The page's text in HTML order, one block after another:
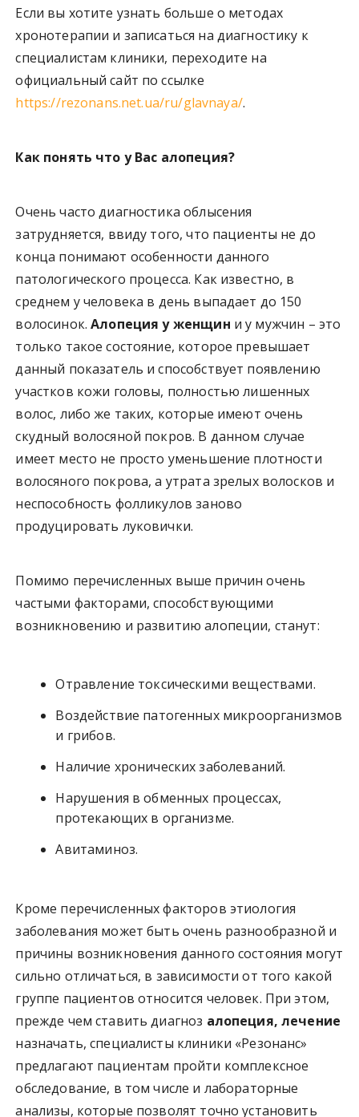
Если вы хотите узнать больше о методах
хронотерапии и записаться на диагностику к
специалистам клиники, переходите на
официальный сайт по ссылке
https://rezonans.net.ua/ru/glavnaya/.
Как понять что у Вас алопеция?
Очень часто диагностика облысения
затрудняется, ввиду того, что пациенты не до
конца понимают особенности данного
патологического процесса. Как известно, в
среднем у человека в день выпадает до 150
волосинок.Алопеция у женщин и у мужчин – это
только такое состояние, которое превышает
данный показатель и способствует появлению
участков кожи головы, полностью лишенных
волос, либо же таких, которые имеют очень
скудный волосяной покров. В данном случае
имеет место не просто уменьшение плотности
волосяного покрова, а утрата зрелых волосков и
неспособность фолликулов заново
продуцировать луковички.
Помимо перечисленных выше причин очень
частыми факторами, способствующими
возникновению и развитию алопеции, станут:
Отравление токсическими веществами.
Воздействие патогенных микроорганизмов
и грибов.
Наличие хронических заболеваний.
Нарушения в обменных процессах,
протекающих в организме.
Авитаминоз.
Кроме перечисленных факторов этиология
заболевания может быть очень разнообразной и
причины возникновения данного состояния могут
сильно отличаться, в зависимости от того какой
группе пациентов относится человек. При этом,
прежде чем ставить диагноз алопеция, лечение
назначать, специалисты клиники «Резонанс»
предлагают пациентам пройти комплексное
обследование, в том числе и лабораторные
анализы, которые позволят точно установить